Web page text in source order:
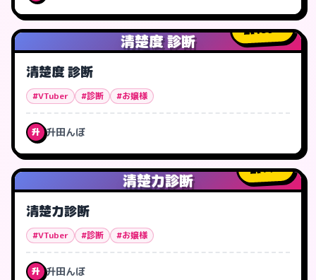
清楚度 診断
139人
清楚度 診断
#VTuber #診断 #お嬢様
升 升田んぼ
清楚力診断
14人
清楚力診断
#VTuber #診断 #お嬢様
升 升田んぼ